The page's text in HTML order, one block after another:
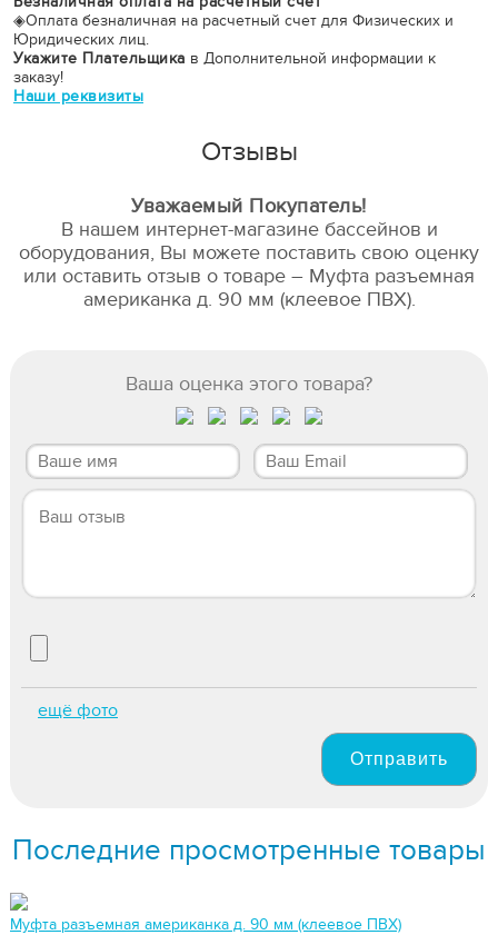
◈Оплата безналичная на расчетный счет для Физических и
Юридических лиц.
Укажите Плательщика в Дополнительной информации к
заказу!
Наши реквизиты
Отзывы
Уважаемый Покупатель!
В нашем интернет-магазине бассейнов и
оборудования, Вы можете поставить свою оценку
или оставить отзыв о товаре – Муфта разъемная
американка д. 90 мм (клеевое ПВХ).
Ваша оценка этого товара?
ещё фото
Отправить
Последние просмотренные товары
Муфта разъемная американка д. 90 мм (клеевое ПВХ)